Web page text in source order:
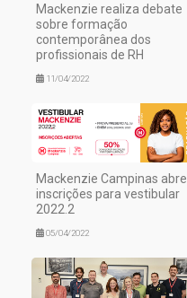
Mackenzie realiza debate
sobre formação
contemporânea dos
profissionais de RH
11/04/2022
Mackenzie Campinas abre
inscrições para vestibular
2022.2
05/04/2022